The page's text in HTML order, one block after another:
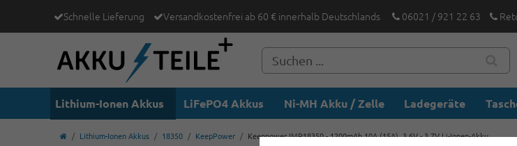
Schnelle Lieferung Versandkostenfrei ab 60 € innerhalb Deutschlands 06021 / 921 22 63
Lithium-Ionen Akkus LiFePO4 Akkus Ni-MH Akku / Zelle Ladegeräte
Lithium-Ionen Akkus 18350 KeepPower Keeppower IMR18350 - 1200mAh 10A (15A), 3,6V - 3,7V Li-Ionen-Akku